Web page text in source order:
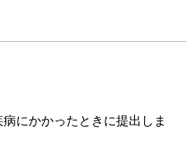
にかかったときに提出しま